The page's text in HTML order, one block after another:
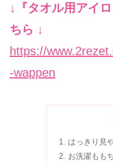
↓『タオル用アイ
ちら ↓
https://
-wappen
はっきり見
お洗濯もも